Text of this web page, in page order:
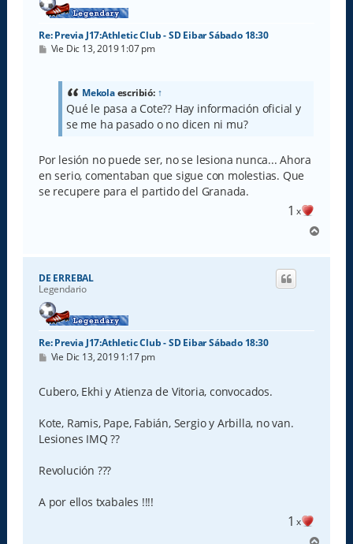
Re: Previa J17:Athletic Club - SD Eibar Sábado 18:30
M
Vie Dic 13, 2019 1:07 pm
Mekolaescribió: ↑
Qué le pasa a Cote?? Hay información oficial y
se me ha pasado o no dicen ni mu?
Por lesión no puede ser, no se lesiona nunca... Ahora
en serio, comentaban que sigue con molestias. Que
se recupere para el partido del Granada.
1 x
r
DE ERREBAL
Legendario
Re: Previa J17:Athletic Club - SD Eibar Sábado 18:30
M
s
a
e
Vie Dic 13, 2019 1:17 pm
Cubero, Ekhi y Atienza de Vitoria, convocados.
Kote, Ramis, Pape, Fabián, Sergio y Arbilla, no van.
Lesiones IMQ ??
Revolución ???
A por ellos txabales !!!!
1 x